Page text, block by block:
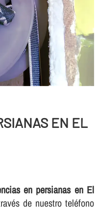
EN EL
en persianas en El
de nuestro teléfono